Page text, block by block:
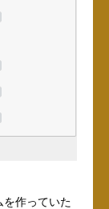
を作っていた